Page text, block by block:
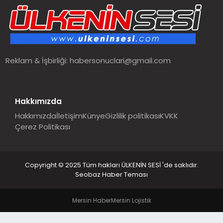
SPOR
MALATYA HABERLERI
Reklam & İşbirliği:habersonuclari@gmail.com
Hakkımızda
HakkımızdaİletişimKünyeGizlilik politikasıKVKK
Çerez Politikası
Copyright © 2025 Tüm hakları ÜLKENİN SESİ 'de saklıdır.
Seobaz Haber Teması
Mersin HaberMersin Lojistik